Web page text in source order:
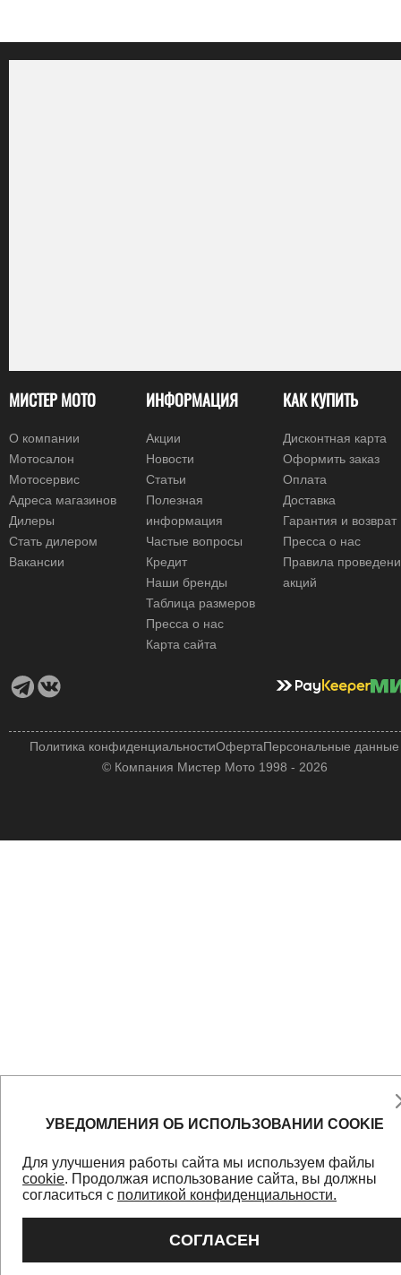
МИСТЕР МОТО
О компании
Мотосалон
Мотосервис
Адреса магазинов
Дилеры
Стать дилером
Вакансии
ИНФОРМАЦИЯ
Акции
Новости
Статьи
Полезная
информация
Частые вопросы
Кредит
Наши бренды
Таблица размеров
Пресса о нас
Карта сайта
КАК КУПИТЬ
Дисконтная карта
Оформить заказ
Оплата
Доставка
Гарантия и возврат
Пресса о нас
Правила
акций
© Компания Мистер Мото 1998 - 2026
Политика конфиденциальностиОфертаПерсональные данные
УВЕДОМЛЕНИЯ ОБ ИСПОЛЬЗОВАНИИ COOKIE
Для улучшения работы сайта мы используем файлы
cookie. Продолжая использование сайта, вы должны
согласиться с политикой конфиденциальности.
СОГЛАСЕН